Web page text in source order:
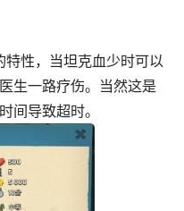
特性，当坦克血少时可以
生一路疗伤。当然这是
间导致超时。